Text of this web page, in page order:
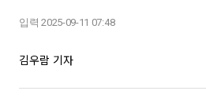
입력 2025-09-11 07:48
김우람 기자